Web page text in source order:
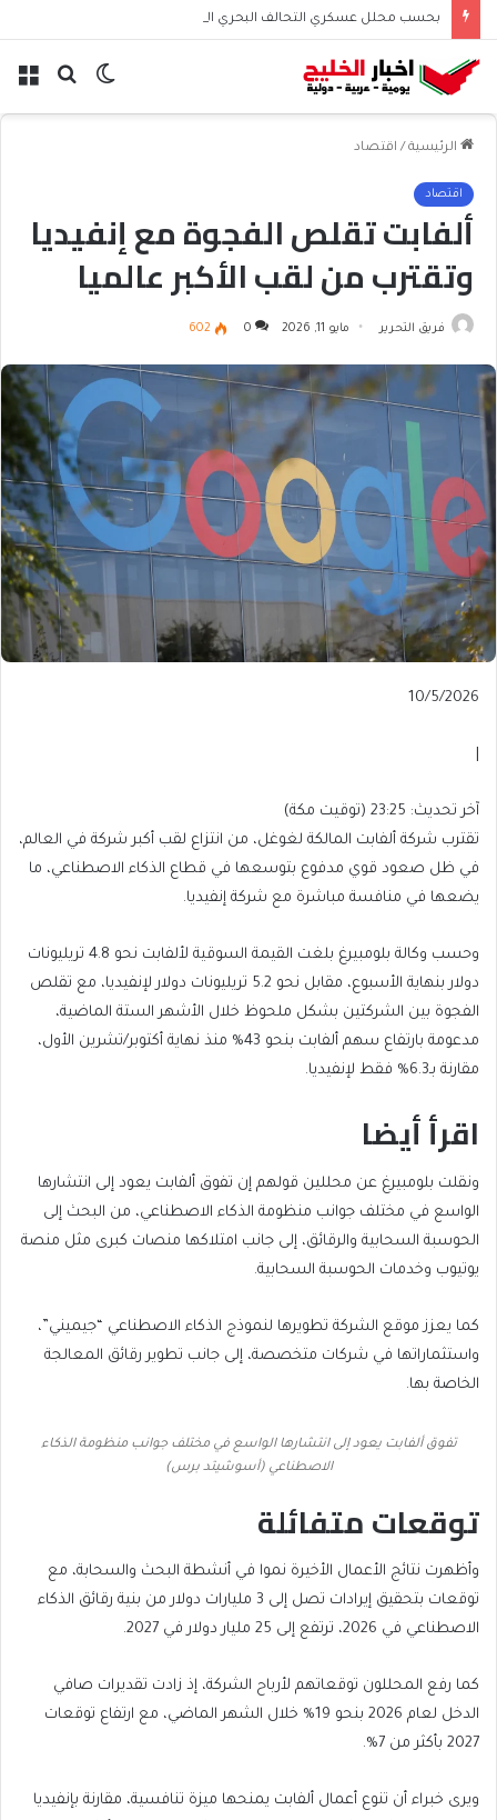
بحث الوضع
الرئيسية / اقتصاد
اقتصاد
ألفابت تقلص الفجوة مع إنفيديا
وتقترب من لقب الأكبر عالميا
فريق التحرير مايو 11, 2026 0
602
Published
10/5/2026
آخر
تحديث:
23:25
(توقيت
آخر تحديث: 23:25 (توقيت مكة)
تقترب شركة ألفابت المالكة لغوغل، من انتزاع لقب أكبر شركة في العالم،
في ظل صعود قوي مدفوع بتوسعها في قطاع الذكاء الاصطناعي، ما
يضعها في منافسة مباشرة مع شركة إنفيديا.
وحسب وكالة بلومبيرغ بلغت القيمة السوقية لألفابت نحو 4.8 تريليونات
دولار بنهاية الأسبوع، مقابل نحو 5.2 تريليونات دولار لإنفيديا، مع تقلص
الفجوة بين الشركتين بشكل ملحوظ خلال الأشهر الستة الماضية،
مدعومة بارتفاع سهم ألفابت بنحو 43% منذ نهاية أكتوبر/تشرين الأول،
مقارنة بـ6.3% فقط لإنفيديا.
اقرأ أيضا
list
of
4
items
end
of
list
ونقلت بلومبيرغ عن محللين قولهم إن تفوق ألفابت يعود إلى انتشارها
الواسع في مختلف جوانب منظومة الذكاء الاصطناعي، من البحث إلى
الحوسبة السحابية والرقائق، إلى جانب امتلاكها منصات كبرى مثل منصة
يوتيوب وخدمات الحوسبة السحابية.
كما يعزز موقع الشركة تطويرها لنموذج الذكاء الاصطناعي “جيميني”،
واستثماراتها في شركات متخصصة، إلى جانب تطوير رقائق المعالجة
الخاصة بها.
تفوق ألفابت يعود إلى انتشارها الواسع في مختلف جوانب منظومة الذكاء
الاصطناعي (أسوشيتد برس)
توقعات متفائلة
وأظهرت نتائج الأعمال الأخيرة نموا في أنشطة البحث والسحابة، مع
توقعات بتحقيق إيرادات تصل إلى 3 مليارات دولار من بنية رقائق الذكاء
الاصطناعي في 2026، ترتفع إلى 25 مليار دولار في 2027.
كما رفع المحللون توقعاتهم لأرباح الشركة، إذ زادت تقديرات صافي
الدخل لعام 2026 بنحو 19% خلال الشهر الماضي، مع ارتفاع توقعات
2027 بأكثر من 7%.
ويرى خبراء أن تنوع أعمال ألفابت يمنحها ميزة تنافسية، مقارنة بإنفيديا